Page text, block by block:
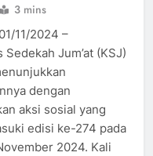
3 mins
11/2024 –
Sedekah Jum’at (KSJ)
dengan
aksi sosial yang
edisi ke-274 pada
2024. Kali